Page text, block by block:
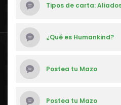
Tipos de carta:
¿Qué es Humankind?
Postea tu Mazo
Postea tu Mazo